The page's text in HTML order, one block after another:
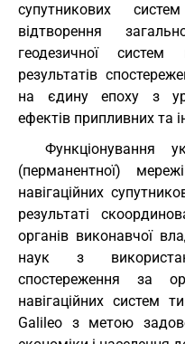
супутникових
відтворення
геодезичної
результатів
на єдину епоху з
ефектів припливних та
Функціонування
(перманентної)
навігаційних
результаті
органів виконавчої
наук з
спостереження за
навігаційних систем
Galileo з метою